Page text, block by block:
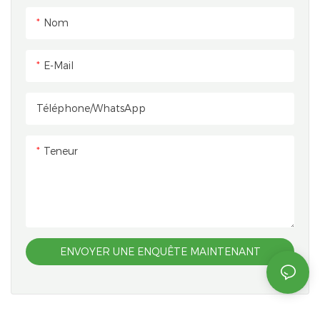
Nom
E-Mail
Téléphone/WhatsApp
Teneur
ENVOYER UNE ENQUÊTE MAINTENANT